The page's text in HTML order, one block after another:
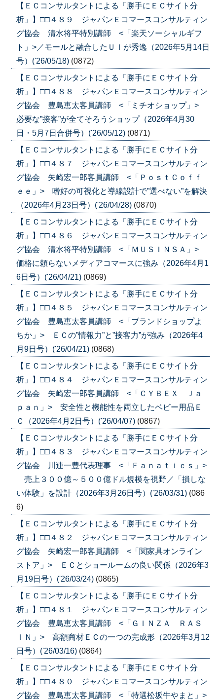
【ＥＣコンサルタントによる「勝手にＥＣサイト分
析」】□□４８９ ジャパンＥコマースコンサルティン
グ協会 清水将平特別講師 <「楽天ソーシャルギフ
ト」>／モールと融合したＵＩが秀逸（2026年5月14日
号）('26/05/18) (0872)
【ＥＣコンサルタントによる「勝手にＥＣサイト分
析」】□□４８８ ジャパンＥコマースコンサルティン
グ協会 豊島恵太客員講師 <「ミチオショップ」>
必要な”接客”が全てそろうショップ（2026年4月30
日・5月7日合併号）('26/05/12) (0871)
【ＥＣコンサルタントによる「勝手にＥＣサイト分
析」】□□４８７ ジャパンＥコマースコンサルティン
グ協会 矢崎宏一郎客員講師 <「ＰｏｓｔＣｏｆｆ
ｅｅ」> 嗜好の可視化と導線設計で”選べない”を解決
（2026年4月23日号）('26/04/28) (0870)
【ＥＣコンサルタントによる「勝手にＥＣサイト分
析」】□□４８６ ジャパンＥコマースコンサルティン
グ協会 清水将平特別講師 <「ＭＵＳＩＮＳＡ」>
価格に頼らないメディアコマースに強み（2026年4月1
6日号）('26/04/21) (0869)
【ＥＣコンサルタントによる「勝手にＥＣサイト分
析」】□□４８５ ジャパンＥコマースコンサルティン
グ協会 豊島恵太客員講師 <「ブランドショップよ
ちか」> ＥＣの”情報力”と”接客力”が強み（2026年4
月9日号）('26/04/21) (0868)
【ＥＣコンサルタントによる「勝手にＥＣサイト分
析」】□□４８４ ジャパンＥコマースコンサルティン
グ協会 矢崎宏一郎客員講師 <「ＣＹＢＥＸ Ｊａ
ｐａｎ」> 安全性と機能性を両立したベビー用品Ｅ
Ｃ（2026年4月2日号）('26/04/07) (0867)
【ＥＣコンサルタントによる「勝手にＥＣサイト分
析」】□□４８３ ジャパンＥコマースコンサルティン
グ協会 川連一豊代表理事 <「Ｆａｎａｔｉｃｓ」>
売上３００億～５００億ドル規模を視野／「損しな
い体験」を設計（2026年3月26日号）('26/03/31) (086
6)
【ＥＣコンサルタントによる「勝手にＥＣサイト分
析」】□□４８２ ジャパンＥコマースコンサルティン
グ協会 矢崎宏一郎客員講師 <「関家具オンライン
ストア」> ＥＣとショールームの良い関係（2026年3
月19日号）('26/03/24) (0865)
【ＥＣコンサルタントによる「勝手にＥＣサイト分
析」】□□４８１ ジャパンＥコマースコンサルティン
グ協会 豊島恵太客員講師 <「ＧＩＮＺＡ ＲＡＳ
ＩＮ」> 高額商材ＥＣの一つの完成形（2026年3月12
日号）('26/03/16) (0864)
【ＥＣコンサルタントによる「勝手にＥＣサイト分
析」】□□４８０ ジャパンＥコマースコンサルティン
グ協会 豊島恵太客員講師 <「特選松坂牛やまと」>